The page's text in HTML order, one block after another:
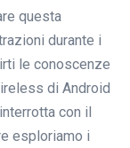
questa
durante i
le conoscenze
di Android
con il
esploriamo i